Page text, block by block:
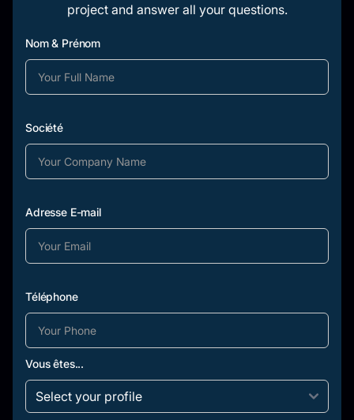
project and answer all your questions.
Nom & Prénom
Société
Adresse E-mail
Téléphone
Vous êtes...